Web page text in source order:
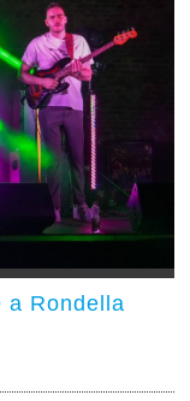
a Rondella